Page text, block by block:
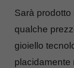
Sarà
qualche
gioiello
placidamente